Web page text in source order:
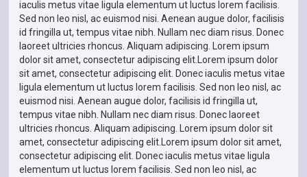
iaculis metus vitae ligula elementum ut luctus lorem facilisis.
Sed non leo nisl, ac euismod nisi. Aenean augue dolor, facilisis
id fringilla ut, tempus vitae nibh. Nullam nec diam risus. Donec
laoreet ultricies rhoncus. Aliquam adipiscing. Lorem ipsum
dolor sit amet, consectetur adipiscing elit.Lorem ipsum dolor
sit amet, consectetur adipiscing elit. Donec iaculis metus vitae
ligula elementum ut luctus lorem facilisis. Sed non leo nisl, ac
euismod nisi. Aenean augue dolor, facilisis id fringilla ut,
tempus vitae nibh. Nullam nec diam risus. Donec laoreet
ultricies rhoncus. Aliquam adipiscing. Lorem ipsum dolor sit
amet, consectetur adipiscing elit.Lorem ipsum dolor sit amet,
consectetur adipiscing elit. Donec iaculis metus vitae ligula
elementum ut luctus lorem facilisis. Sed non leo nisl, ac